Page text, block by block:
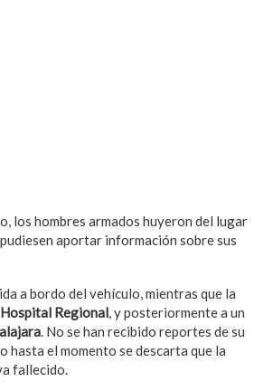
los hombres armados huyeron del lugar
aportar información sobre sus
a bordo del vehículo, mientras que la
Hospital Regional, y posteriormente a un
. No se han recibido reportes de su
hasta el momento se descarta que la
fallecido.